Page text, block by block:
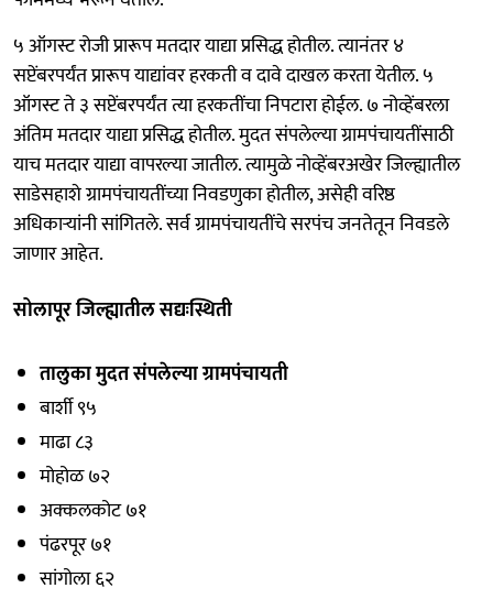
५ ऑगस्ट रोजी प्रारूप मतदार याद्या प्रसिद्ध होतील. त्यानंतर ४
सप्टेंबरपर्यंत प्रारूप याद्यांवर हरकती व दावे दाखल करता येतील. ५
ऑगस्ट ते ३ सप्टेंबरपर्यंत त्या हरकतींचा निपटारा होईल. ७ नोव्हेंबरला
अंतिम मतदार याद्या प्रसिद्ध होतील. मुदत संपलेल्या ग्रामपंचायतींसाठी
याच मतदार याद्या वापरल्या जातील. त्यामुळे नोव्हेंबरअखेर जिल्ह्यातील
साडेसहाशे ग्रामपंचायतींच्या निवडणुका होतील, असेही वरिष्ठ
अधिकाऱ्यांनी सांगितले. सर्व ग्रामपंचायतींचे सरपंच जनतेतून निवडले
जाणार आहेत.
सोलापूर जिल्ह्यातील सद्यःस्थिती
तालुका मुदत संपलेल्या ग्रामपंचायती
बार्शी ९५
माढा ८३
मोहोळ ७२
अक्कलकोट ७१
पंढरपूर ७१
सांगोला ६२